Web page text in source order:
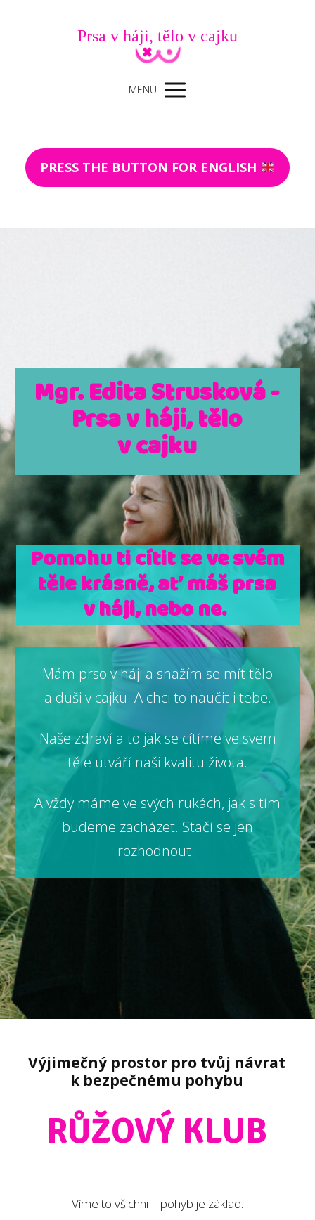
Prsa v háji, tělo v cajku
MENU
PRESS THE BUTTON FOR ENGLISH
Mgr. Edita Strusková -
Prsa v háji, tělo
v cajku
Pomohu ti cítit se ve svém
těle krásně, ať máš prsa
v háji, nebo ne.
Mám prso v háji a snažím se mít tělo
a duši v cajku. A chci to naučit i tebe.
Naše zdraví a to jak se cítíme ve svem
těle utváří naši kvalitu života.
A vždy máme ve svých rukách, jak s tím
budeme zacházet. Stačí se jen
rozhodnout.
Výjimečný prostor pro tvůj návrat
k bezpečnému pohybu
RŮŽOVÝ KLUB
Víme to všichni – pohyb je základ.